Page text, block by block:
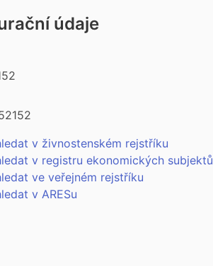
údaje
v živnostenském rejstříku
v registru ekonomických subjektů
ve veřejném rejstříku
v ARESu